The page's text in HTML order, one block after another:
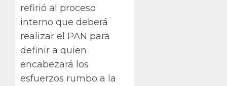
refirió al proceso
interno que deberá
realizar el PAN para
definir a quien
encabezará los
esfuerzos rumbo a la